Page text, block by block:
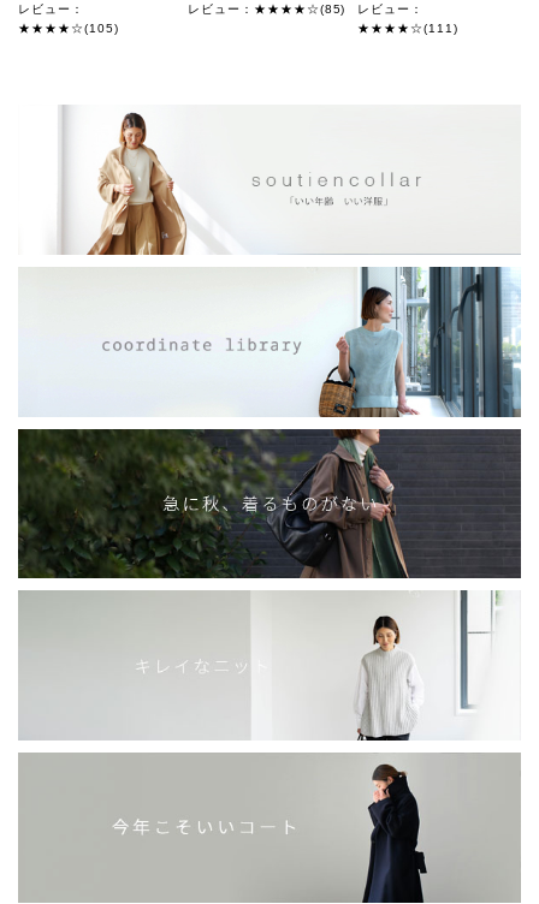
レビュー：
★★★★☆(105)
レビュー：★★★★☆(85)
レビュー：
★★★★☆(111)